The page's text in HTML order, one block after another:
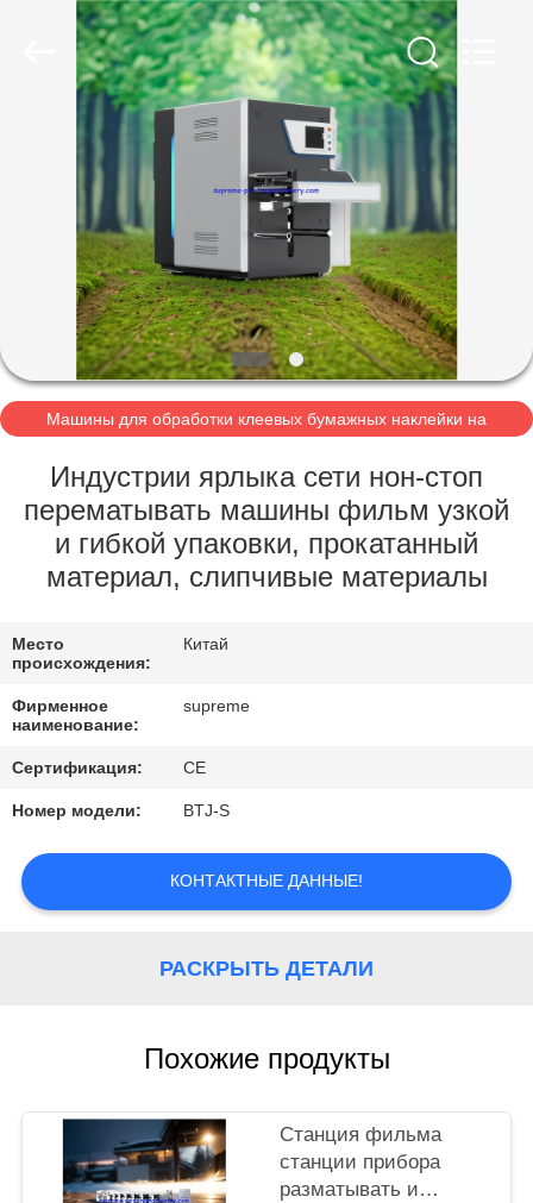
ДОМОЙ
ПРОДУКТЫ
ЭКСКУРСИЯ
ПО
ЗАВОДУ
КОНТРОЛЬ
КАЧЕСТВА
СВЯЖИТЕСЬ
С
НАМИ
ЗАПРОСИТЕ
ЦИТАТУ
КАРТА
ПОЛИТИКА
КОНФИДЕНЦИАЛЬНОСТИ
Машины для обработки клеевых бумажных наклейки на
Индустрии ярлыка сети нон-стоп
перематывать машины фильм узкой
и гибкой упаковки, прокатанный
материал, слипчивые материалы
Место
происхождения:
Китай
Фирменное
наименование:
supreme
Сертификация: CE
Номер модели: BTJ-S
КОНТАКТНЫЕ ДАННЫЕ!
РАСКРЫТЬ ДЕТАЛИ
Похожие продукты
Станция фильма
станции прибора
разматывать и